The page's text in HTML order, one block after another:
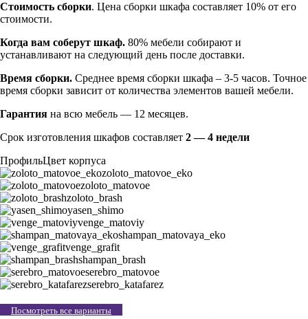
Стоимость сборки. Цена сборки шкафа составляет 10% от его
стоимости.
Когда вам соберут шкаф. 80% мебели собирают и
устанавливают на следующий день после доставки.
Время сборки. Среднее время сборки шкафа – 3-5 часов. Точное
время сборки зависит от количества элементов вашей мебели.
Гарантия на всю мебель — 12 месяцев.
Срок изготовления шкафов составляет 2 — 4 недели
ПрофильЦвет корпуса
zoloto_matovoe_eko
zoloto_matovoe
zoloto_brash
yasen_shimo
venge_matoviy
shampan_matovaya_eko
venge_grafit
shampan_brash
serebro_matovoe
serebro_katafarez
Посмотреть все варианты